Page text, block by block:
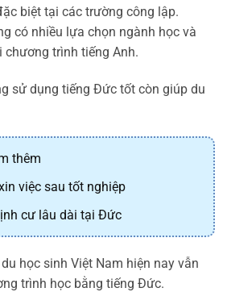
biệt tại các trường công lập.
có nhiều lựa chọn ngành học và
trình tiếng Anh.
sử dụng tiếng Đức tốt còn giúp du
thêm
việc sau tốt nghiệp
cư lâu dài tại Đức
học sinh Việt Nam hiện nay vẫn
trình học bằng tiếng Đức.